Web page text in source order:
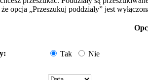
opcja „Przeszukuj poddziały” jest
Tak Nie